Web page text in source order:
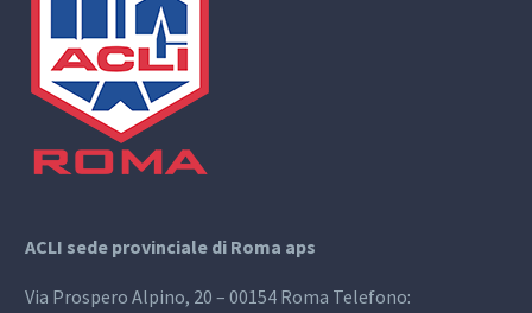
ACLI sede provinciale di Roma aps
Via Prospero Alpino, 20 – 00154 Roma Telefono: